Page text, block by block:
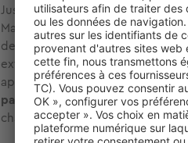
Jusqu’à présent, nous faisions
Mais depuis la fin du premier
demandes sur des appartements
extérieur. D’autre part, la
appartements avec terrasses.
parvenir à les satisfaire. Enfin, je
charnière. Alors que l’économie